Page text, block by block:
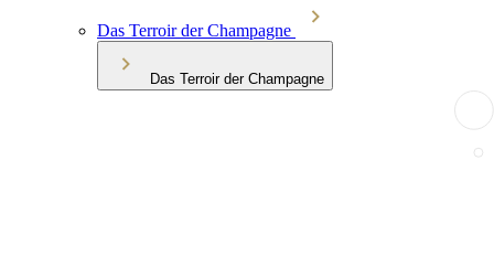
Das Terroir der Champagne
Das Terroir der Champagne